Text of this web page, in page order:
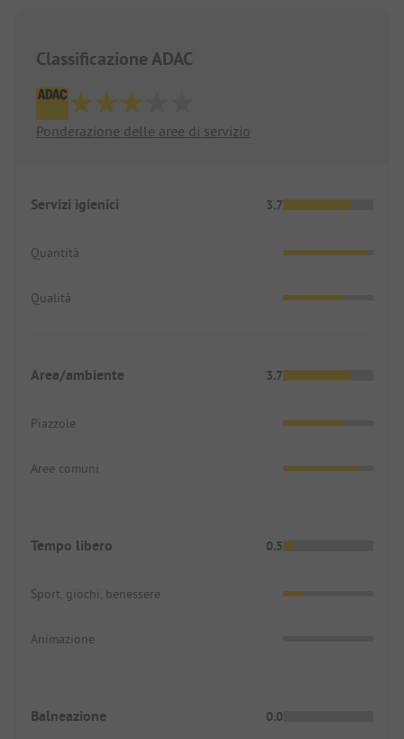
Classificazione ADAC
Ponderazione delle aree di servizio
Servizi igienici 3.7
Quantità
Qualità
Area/ambiente 3.7
Piazzole
Aree comuni
Tempo libero 0.5
Sport, giochi, benessere
Animazione
Balneazione 0.0